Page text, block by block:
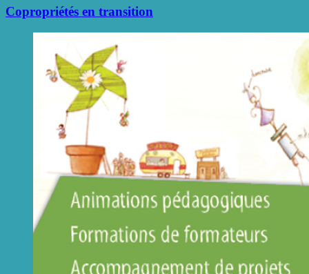
Copropriétés en transition